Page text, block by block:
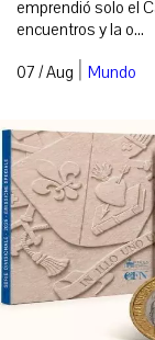
emprendió solo el
encuentros y la o...
07 / Aug | Mundo